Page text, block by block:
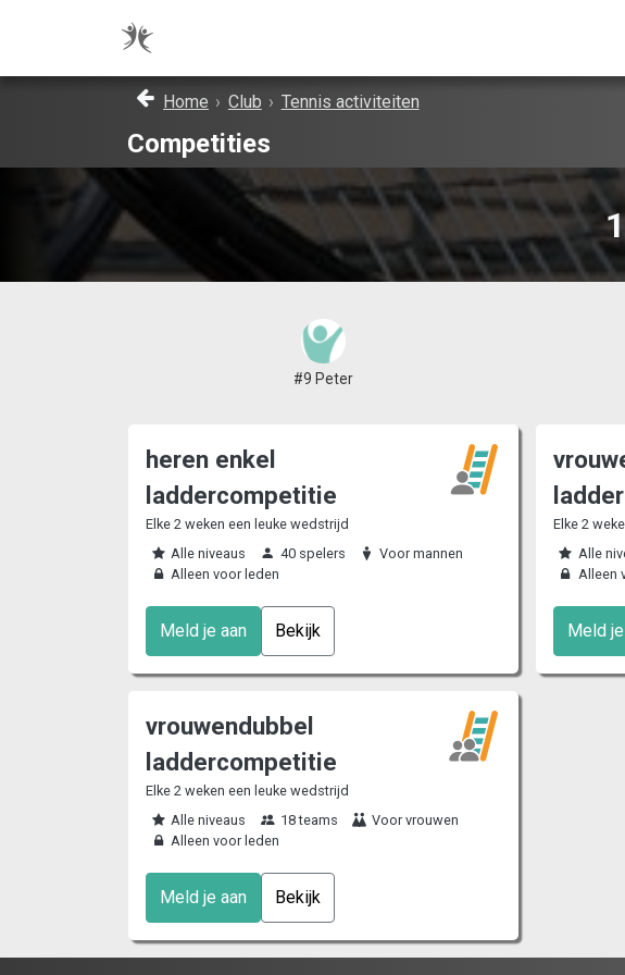
Home › Club › Tennis activiteiten
Competities
#9 Peter
heren enkel
laddercompetitie
Elke 2 weken een leuke wedstrijd
Alle niveaus
40 spelers
Voor mannen
Alleen voor leden
Meld je aan Bekijk
Elke 2
Alle
Alleen
Meld
vrouwendubbel
laddercompetitie
Elke 2 weken een leuke wedstrijd
Alle niveaus
18 teams
Voor vrouwen
Alleen voor leden
Meld je aan Bekijk